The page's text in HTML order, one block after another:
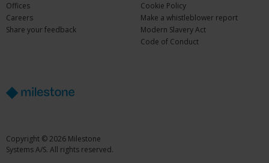
Offices
Careers
Share your feedback
Cookie Policy
Make a whistleblower report
Modern Slavery Act
Code of Conduct
Copyright © 2026 Milestone
Systems A/S. All rights reserved.